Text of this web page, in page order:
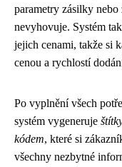
parametry zásilky
nevyhovuje. Systém
jejich cenami, takže si
cenou a rychlostí
Po vyplnění všech
systém vygeneruje
kódem, které si
všechny nezbytné